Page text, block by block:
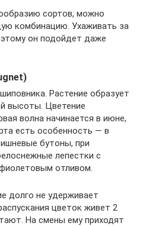
сортов, можно
комбинацию. Ухаживать за
он подойдет даже
Растение образует
высоты. Цветение
волна начинается в июне,
есть особенность — в
бутоны, при
лепестки с
отливом.
долго не удерживает
цветок живет 2
На смены ему приходят